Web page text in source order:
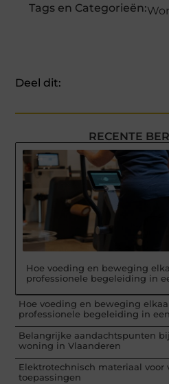
Tags en Categorieën:
Deel dit:
RECENTE
Hoe voeding en beweging
professionele begeleiding in
Hoe voeding en beweging
professionele begeleiding in
Belangrijke aandachtspunten
woning in Vlaanderen
Elektrotechnisch materiaal
toepassingen